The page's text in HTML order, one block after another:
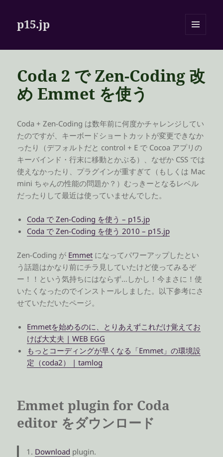
p15.jp
ーとウ
Coda 2 で Zen-Coding 改
め Emmet を使う
Coda + Zen-Coding は数年前に何度かチャレンジしてい
たのですが、キーボードショートカットが変更できなか
ったり（デフォルトだと control + E で Cocoa アプリの
キーバインド・行末に移動とかぶる）、なぜか CSS では
使えなかったり、プラグインが重すぎて（もしくは Mac
mini ちゃんの性能の問題か？）むっきーとなるレベル
だったりして最近は使っていませんでした。
Coda で Zen-Coding を使う – p15.jp
Coda で Zen-Coding を使う 2010 – p15.jp
Zen-Coding が Emmet になってパワーアップしたとい
う話題はかなり前にチラ見していたけど使ってみるぞ
ー！！という気持ちにはならず…しかし！今まさに！使
いたくなったのでインストールしました。以下参考にさ
せていただいたページ。
Emmetを始めるのに、とりあえずこれだけ覚えてお
けば大丈夫 | WEB EGG
もっとコーディングが早くなる「Emmet」の環境設
定（coda2） | tamlog
Emmet plugin for Coda
editor をダウンロード
Download plugin.